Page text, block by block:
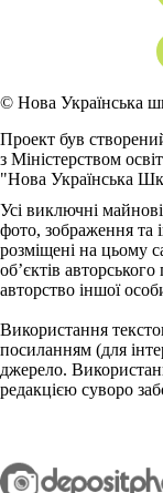
© Нова Українська
Проект був
з Міністерством
"Нова Українська
Усі виключні
фото, зображення та
розміщені на цьому
об’єктів
авторство іншої
Використання
посиланням (для
джерело.
редакцією суворо